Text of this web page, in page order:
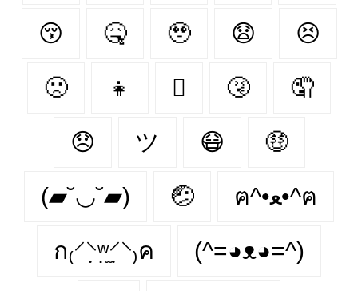
😚 🤒 🥹 😧 😣
🙁 👧 🫩 🤧 🤦‍
😞 ツ 😷 🤑
(▰˘◡˘▰) 🤕 ฅ^•ﻌ•^ฅ
ก₍⸍⸌̣ʷ̣̫⸍̣⸌₎ค (^=◕ᴥ◕=^)